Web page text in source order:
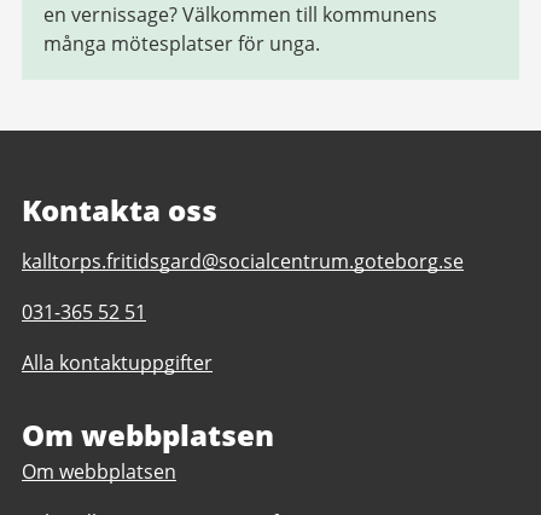
en vernissage? Välkommen till kommunens
många mötesplatser för unga.
Kontakta oss
E-
till
Kålltorps
fritidsgård
kalltorps.fritidsgard@socialcentrum.goteborg.se
Telefonnummer
Kålltorps
031-365 52 51
Alla kontaktuppgifter
Om webbplatsen
Om webbplatsen